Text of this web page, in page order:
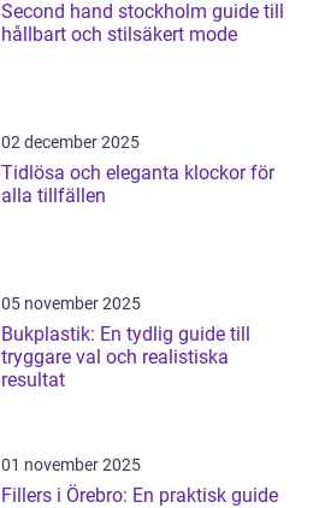
Second hand stockholm guide till
hållbart och stilsäkert mode
02 december 2025
Tidlösa och eleganta klockor för
alla tillfällen
05 november 2025
Bukplastik: En tydlig guide till
tryggare val och realistiska
resultat
01 november 2025
Fillers i Örebro: En praktisk guide